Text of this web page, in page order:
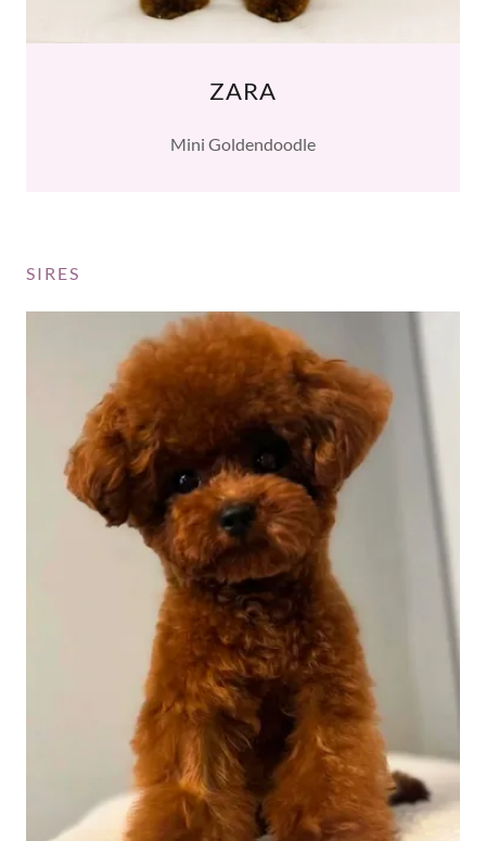
ZARA
Mini Goldendoodle
SIRES